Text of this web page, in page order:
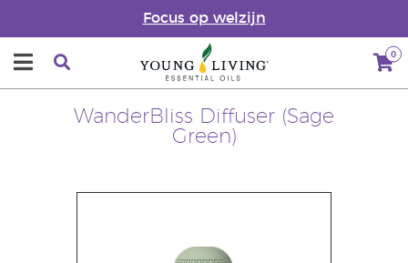
Focus op welzijn
0
WanderBliss Diffuser (Sage
Green)